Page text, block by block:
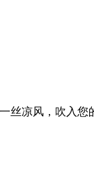
丝凉风，吹入您